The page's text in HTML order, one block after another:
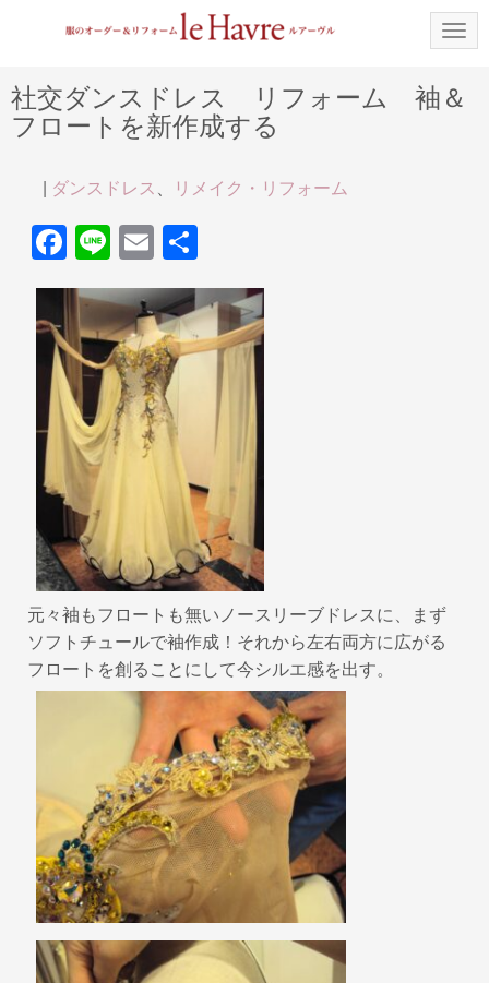
N
a
i
g
社交ダンスドレス リフォーム 袖＆
フロートを新作成する
| ダンスドレス、 リメイク・リフォーム
F
a
c
e
b
o
o
k
Li
n
e
E
m
ail
有
元々袖もフロートも無いノースリーブドレスに、まず
ソフトチュールで袖作成！それから左右両方に広がる
フロートを創ることにして今シルエ感を出す。